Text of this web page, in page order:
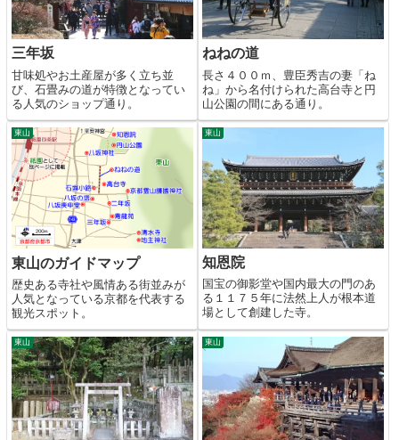
三年坂
甘味処やお土産屋が多く立ち並
び、石畳みの道が特徴となってい
る人気のショップ通り。
ねねの道
長さ４００ｍ、豊臣秀吉の妻「ね
ね」から名付けられた高台寺と円
山公園の間にある通り。
東山
東山のガイドマップ
歴史ある寺社や風情ある街並みが
人気となっている京都を代表する
観光スポット。
東山
知恩院
国宝の御影堂や国内最大の門のあ
る１１７５年に法然上人が根本道
場として創建した寺。
東山 東山